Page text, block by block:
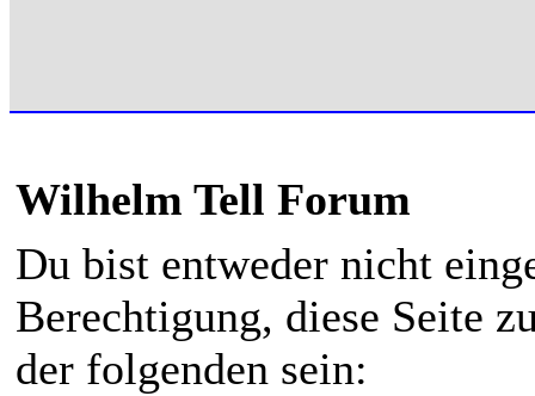
Wilhelm Tell Forum
Du bist entweder nicht
Berechtigung, diese Seite
der folgenden sein: